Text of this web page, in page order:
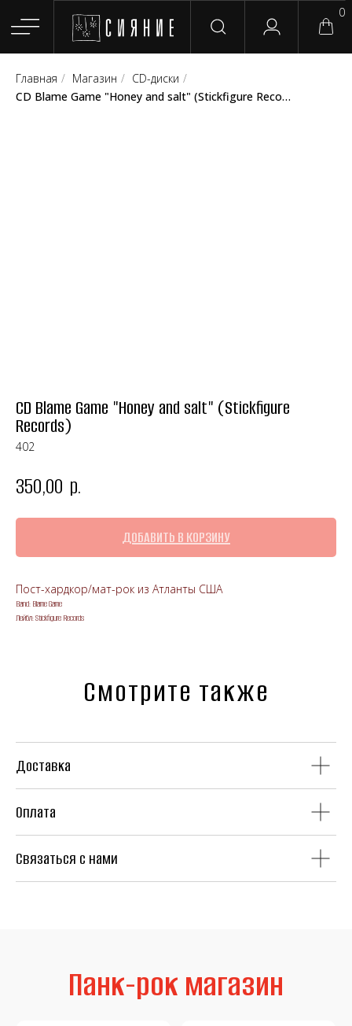
Главная Магазин Группы
Главная / Магазин / CD-диски /
CD Blame Game "Honey and salt" (Stickfigure Records)
CD Blame Game "Honey and salt" (Stickfigure
Records)
402
350,00 р.
ДОБАВИТЬ В КОРЗИНУ
Пост-хардкор/мат-рок из Атланты США
Band: Blame Game
Лейбл: Stickfigure Records
Смотрите также
Доставка
Оплата
Связаться с нами
Панк-рок магазин